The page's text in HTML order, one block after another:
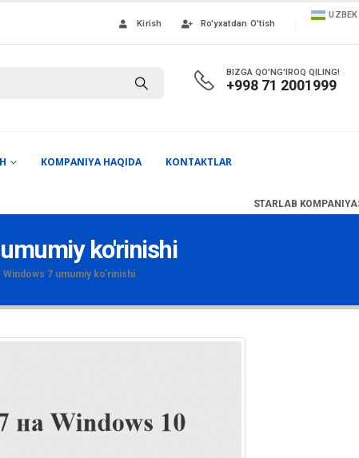
Kirish Ro'yxatdan O'tish
UZBEK
BIZGA QO'NG'IROQ QILING!
+998 71 2001999
KOMPANIYA HAQIDA KONTAKTLAR
STARLAB
ko'rinishi
Windows 7 umumiy ko'rinishi